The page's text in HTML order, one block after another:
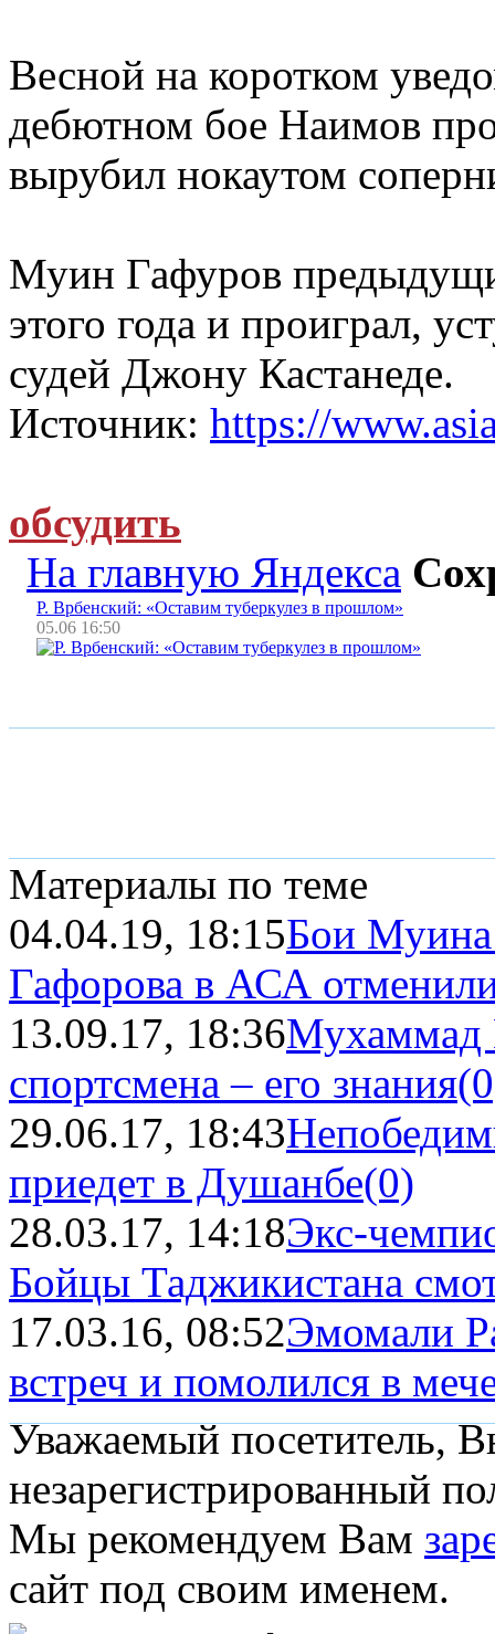
Весной на коротком
дебютном бое Наимов
вырубил нокаутом
Муин Гафуров
этого года и проиграл,
судей Джону Кастанеде.
Источник: https://
обсудить
На главную Яндекса
Р. Врбенский: «Оставим туберкулез в прошлом»
05.06 16:50
Материалы по теме
04.04.19, 18:15Бои Муина
Гафорова в АСА
13.09.17, 18:36Мухаммад
спортсмена – его знания
29.06.17, 18:43
приедет в Душанбе(0)
28.03.17, 14:18Экс-
Бойцы Таджикистана
17.03.16, 08:52Эмомали
встреч и помолился в
Уважаемый посетитель,
незарегистрированный
Мы рекомендуем Вам
сайт под своим именем.